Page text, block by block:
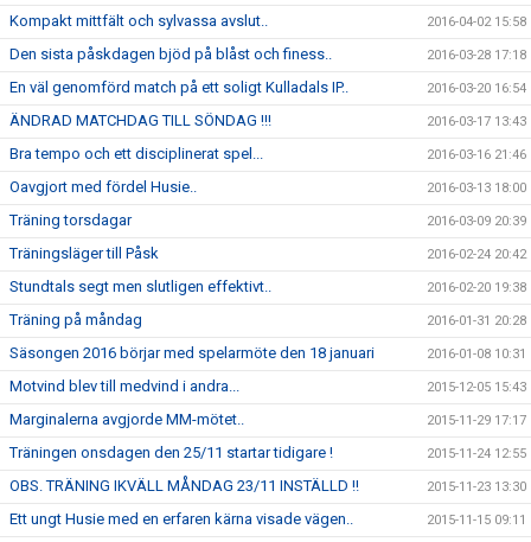
Kompakt mittfält och sylvassa avslut.. 2016-04-02 15:58
Den sista påskdagen bjöd på blåst och finess.. 2016-03-28 17:18
En väl genomförd match på ett soligt Kulladals IP.. 2016-03-20 16:54
ÄNDRAD MATCHDAG TILL SÖNDAG !!! 2016-03-17 13:43
Bra tempo och ett disciplinerat spel... 2016-03-16 21:46
Oavgjort med fördel Husie.. 2016-03-13 18:00
Träning torsdagar 2016-03-09 20:39
Träningsläger till Påsk 2016-02-24 20:42
Stundtals segt men slutligen effektivt.. 2016-02-20 19:38
Träning på måndag 2016-01-31 20:28
Säsongen 2016 börjar med spelarmöte den 18 januari 2016-01-08 10:31
Motvind blev till medvind i andra... 2015-12-05 15:43
Marginalerna avgjorde MM-mötet.. 2015-11-29 17:17
Träningen onsdagen den 25/11 startar tidigare ! 2015-11-24 12:55
OBS. TRÄNING IKVÄLL MÅNDAG 23/11 INSTÄLLD !! 2015-11-23 13:30
Ett ungt Husie med en erfaren kärna visade vägen.. 2015-11-15 09:11